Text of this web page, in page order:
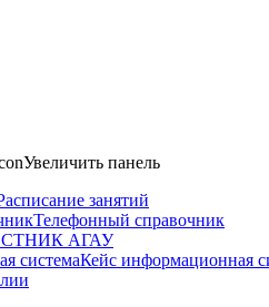
Увеличить панель
занятий
Телефонный справочник
АГАУ
Кейс информационная